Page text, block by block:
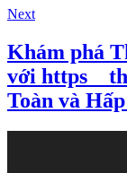
Next
Khám phá
với
Toàn và